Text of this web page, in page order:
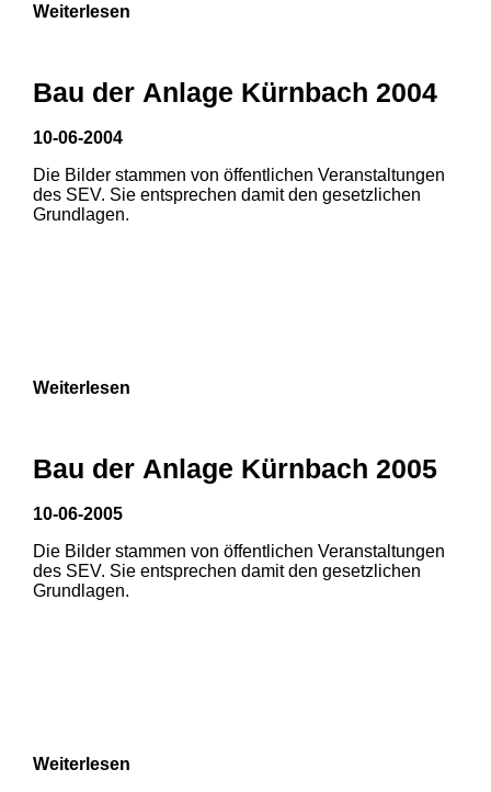
1 2 3
1 2
Weiterlesen
Bau der Anlage Kürnbach 2004
10-06-2004
Die Bilder stammen von öffentlichen Veranstaltungen
des SEV. Sie entsprechen damit den gesetzlichen
Grundlagen.
Weiterlesen
Bau der Anlage Kürnbach 2005
10-06-2005
Die Bilder stammen von öffentlichen Veranstaltungen
des SEV. Sie entsprechen damit den gesetzlichen
Grundlagen.
Weiterlesen